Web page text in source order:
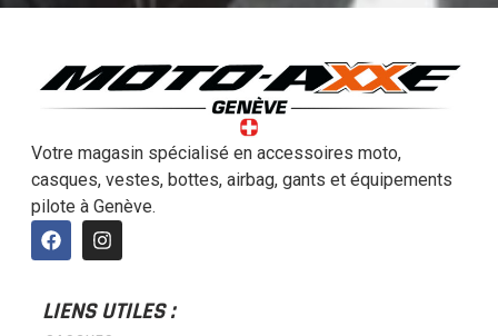
Votre magasin spécialisé en accessoires moto,
casques, vestes, bottes, airbag, gants et équipements
pilote à Genève.
LIENS UTILES :